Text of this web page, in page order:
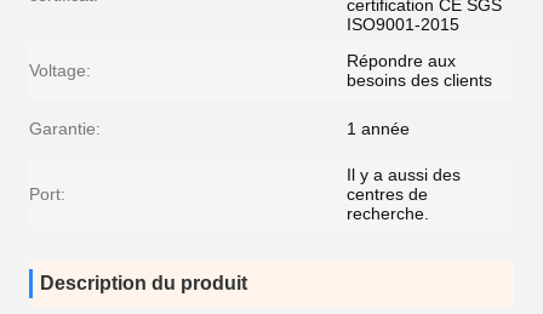
certification CE SGS
ISO9001-2015
Voltage:
Répondre aux
besoins des clients
Garantie: 1 année
Port:
Il y a aussi des
centres de
recherche.
Description du produit